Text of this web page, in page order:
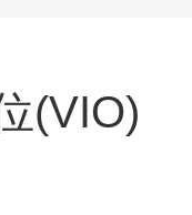
(VIO)